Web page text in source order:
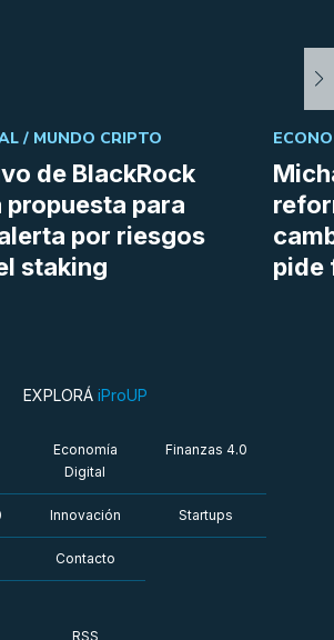
de BlackRock
propuesta para
por riesgos
staking
/ MUNDO CRIPTO
pide
EXPLORÁ iProUP
Economía
Digital
Finanzas 4.0
Innovación Startups
Contacto
RSS